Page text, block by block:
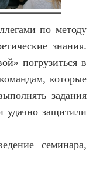
по методу
знания.
погрузиться в
которые
задания
удачно защитили
семинара,